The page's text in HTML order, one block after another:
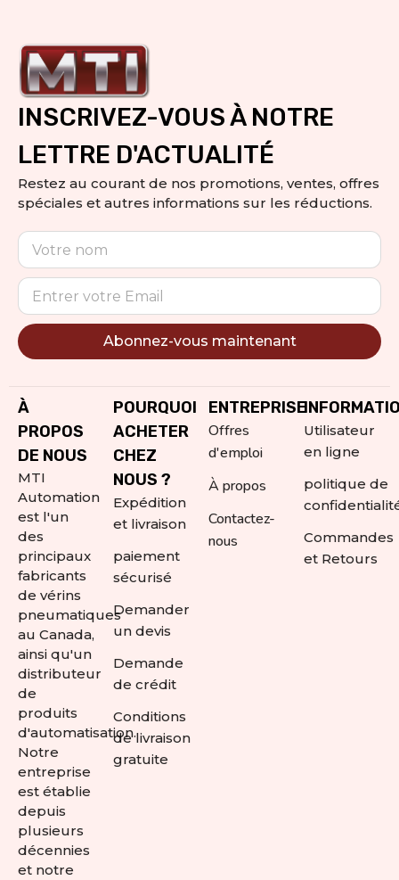
INSCRIVEZ-VOUS À NOTRE
LETTRE D'ACTUALITÉ
Restez au courant de nos promotions, ventes, offres
spéciales et autres informations sur les réductions.
Abonnez-vous maintenant
À
PROPOS
DE NOUS
MTI
Automation
est l'un
des
principaux
fabricants
de vérins
pneumatiques
au Canada,
ainsi qu'un
distributeur
de
produits
d'automatisation.
Notre
entreprise
est établie
depuis
plusieurs
décennies
et notre
POURQUOI
ACHETER
CHEZ
NOUS ?
Expédition
et livraison
paiement
sécurisé
Demander
un devis
Demande
de crédit
Conditions
de livraison
gratuite
ENTREPRISE
Offres
d'emploi
À propos
Contactez-
nous
Utilisateur
en ligne
politique de
Commandes
et Retours